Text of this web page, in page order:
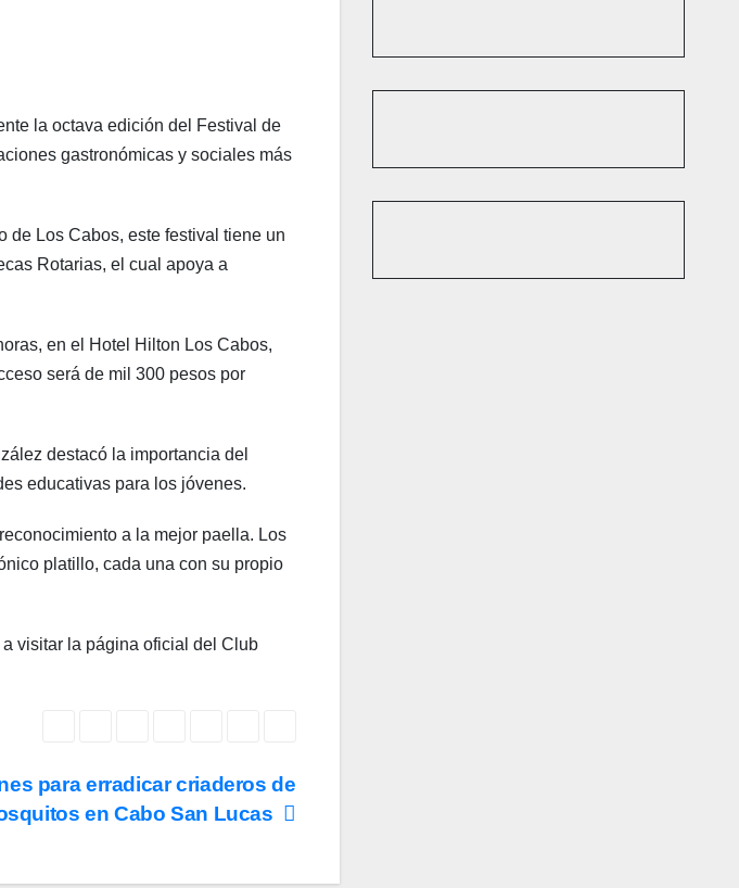
la octava edición del Festival de
gastronómicas y sociales más
de Los Cabos, este festival tiene un
Rotarias, el cual apoya a
en el Hotel Hilton Los Cabos,
será de mil 300 pesos por
destacó la importancia del
educativas para los jóvenes.
a la mejor paella. Los
platillo, cada una con su propio
visitar la página oficial del Club
para erradicar criaderos de
en Cabo San Lucas